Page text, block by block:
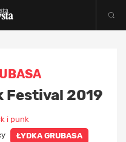
Festival 2019
i punk
ŁYDKA GRUBASA